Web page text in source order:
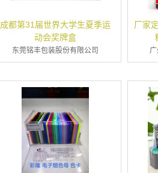
成都第31届世界大学生夏季运
动会奖牌盒
东莞铭丰包装股份有限公司
厂家